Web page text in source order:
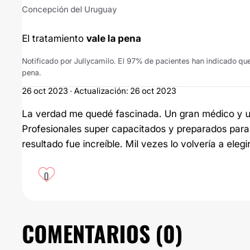
Concepción del Uruguay
El tratamiento vale la pena
Notificado por Jullycamilo. El 97% de pacientes han indicado
pena.
26 oct 2023 · Actualización: 26 oct 2023
La verdad me quedé fascinada. Un gran médico y
Profesionales super capacitados y preparados
resultado fue increíble. Mil vezes lo volvería a
0
COMENTARIOS (0)